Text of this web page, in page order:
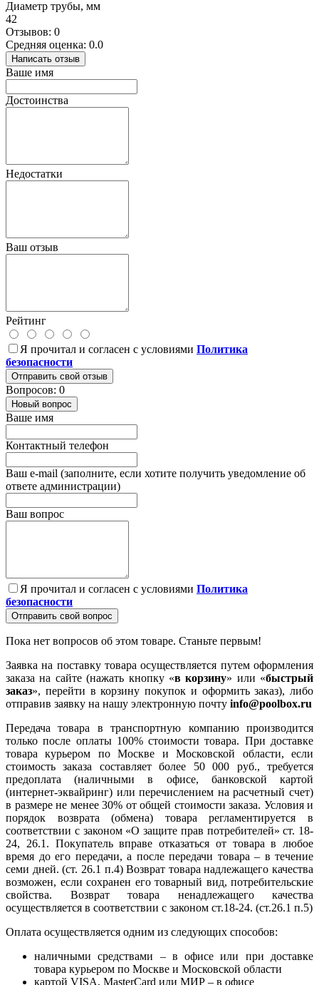
Диаметр трубы, мм
42
Отзывов: 0
Средняя оценка: 0.0
Написать отзыв
Ваше имя
Достоинства
Недостатки
Ваш отзыв
Рейтинг
Я прочитал и согласен с условиями Политика
безопасности
Отправить свой отзыв
Вопросов: 0
Новый вопрос
Ваше имя
Контактный телефон
Ваш e-mail (заполните, если хотите получить уведомление об
ответе администрации)
Ваш вопрос
Я прочитал и согласен с условиями Политика
безопасности
Отправить свой вопрос
Пока нет вопросов об этом товаре. Станьте первым!
Заявка на поставку товара осуществляется путем оформления
заказа на сайте (нажать кнопку «в корзину» или «быстрый
заказ», перейти в корзину покупок и оформить заказ), либо
отправив заявку на нашу электронную почту info@poolbox.ru
Передача товара в транспортную компанию производится
только после оплаты 100% стоимости товара. При доставке
товара курьером по Москве и Московской области, если
стоимость заказа составляет более 50 000 руб., требуется
предоплата (наличными в офисе, банковской картой
(интернет-эквайринг) или перечислением на расчетный счет)
в размере не менее 30% от общей стоимости заказа. Условия и
порядок возврата (обмена) товара регламентируется в
соответствии с законом «О защите прав потребителей» ст. 18-
24, 26.1. Покупатель вправе отказаться от товара в любое
время до его передачи, а после передачи товара – в течение
семи дней. (ст. 26.1 п.4) Возврат товара надлежащего качества
возможен, если сохранен его товарный вид, потребительские
свойства. Возврат товара ненадлежащего качества
осуществляется в соответствии с законом ст.18-24. (ст.26.1 п.5)
Оплата осуществляется одним из следующих способов:
наличными средствами – в офисе или при доставке
товара курьером по Москве и Московской области
картой VISA, MasterCard или МИР – в офисе